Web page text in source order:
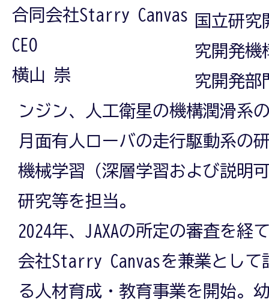
合同会社Starry Canvas
CEO
横山 崇
国立研
究開発機
究開発部
ンジン、人工衛星の機構潤滑系
月面有人ローバの走行駆動系の
機械学習（深層学習および説明
研究等を担当。
2024年、JAXAの所定の審査を経
会社Starry Canvasを兼業として
る人材育成・教育事業を開始。